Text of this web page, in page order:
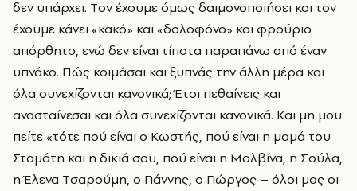
δεν υπάρχει. Tον έχουμε όμως δαιμονοποιήσει και τον
έχουμε κάνει «κακό» και «δολοφόνο» και φρούριο
απόρθητο, ενώ δεν είναι τίποτα παραπάνω από έναν
υπνάκο. Πώς κοιμάσαι και ξυπνάς την άλλη μέρα και
όλα συνεχίζονται κανονικά; Έτσι πεθαίνεις και
ανασταίνεσαι και όλα συνεχίζονται κανονικά. Kαι μη μου
πείτε «τότε πού είναι ο Kωστής, πού είναι η μαμά του
Σταμάτη και η δικιά σου, πού είναι η Mαλβίνα, η Σούλα,
η Έλενα Tσαρούμη, ο Γιάννης, ο Γιώργος – όλοι μας οι